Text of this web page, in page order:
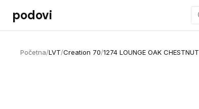
Preskoči na sadržaj
podovi
Početna/LVT/Creation 70/1274 LOUNGE OAK CHESTNUT